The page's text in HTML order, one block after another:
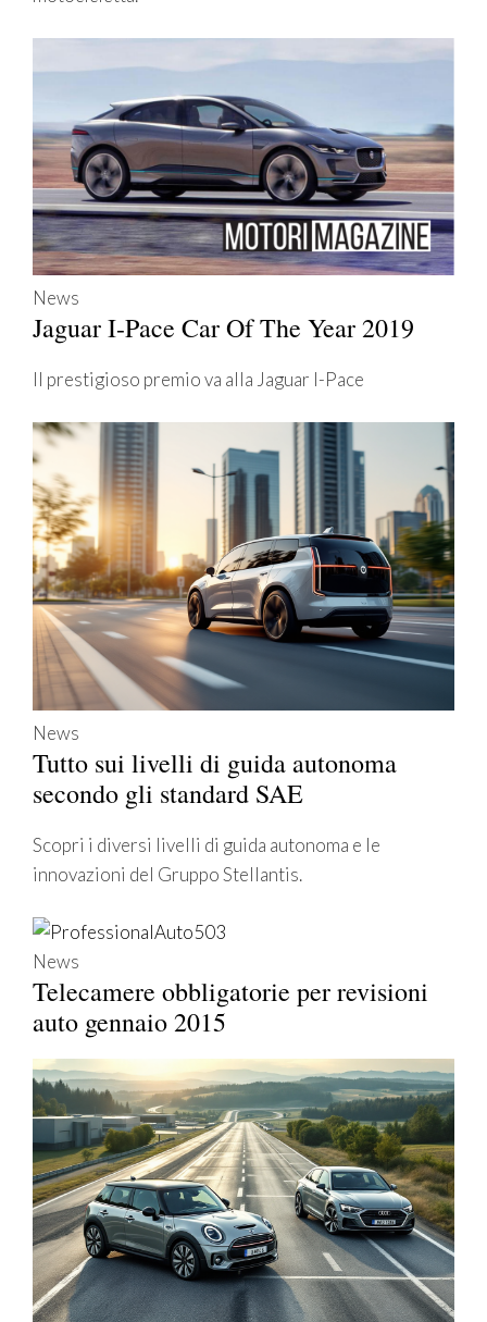
News
Jaguar I-Pace Car Of The Year 2019
Il prestigioso premio va alla Jaguar I-Pace
News
Tutto sui livelli di guida autonoma
secondo gli standard SAE
Scopri i diversi livelli di guida autonoma e le
innovazioni del Gruppo Stellantis.
News
Telecamere obbligatorie per revisioni
auto gennaio 2015